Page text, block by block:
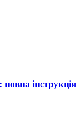
інструкція